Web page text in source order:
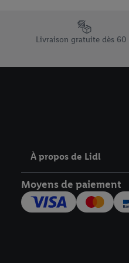
Élément du pied de page
Livraison gratuite dès 60
À propos de Lidl
Moyens de paiement